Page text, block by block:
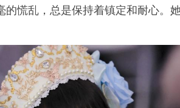
的慌乱，总是保持着镇定和耐心。